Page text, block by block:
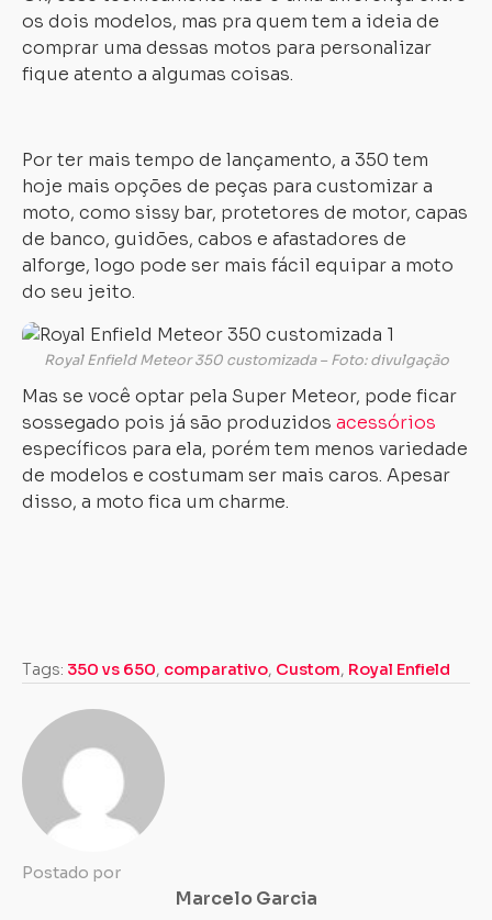
os dois modelos, mas pra quem tem a ideia de
comprar uma dessas motos para personalizar
fique atento a algumas coisas.
Por ter mais tempo de lançamento, a 350 tem
hoje mais opções de peças para customizar a
moto, como sissy bar, protetores de motor, capas
de banco, guidões, cabos e afastadores de
alforge, logo pode ser mais fácil equipar a moto
do seu jeito.
Royal Enfield Meteor 350 customizada – Foto: divulgação
Mas se você optar pela Super Meteor, pode ficar
sossegado pois já são produzidos acessórios
específicos para ela, porém tem menos variedade
de modelos e costumam ser mais caros. Apesar
disso, a moto fica um charme.
Tags: 350 vs 650, comparativo, Custom, Royal Enfield
Postado por
Marcelo Garcia